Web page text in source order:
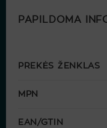
PAPILDOMA
PREKĖS ŽENKLAS
MPN
EAN/GTIN